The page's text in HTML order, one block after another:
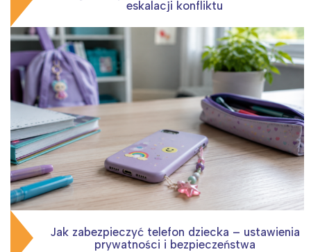
eskalacji konfliktu
Jak zabezpieczyć telefon dziecka – ustawienia
prywatności i bezpieczeństwa